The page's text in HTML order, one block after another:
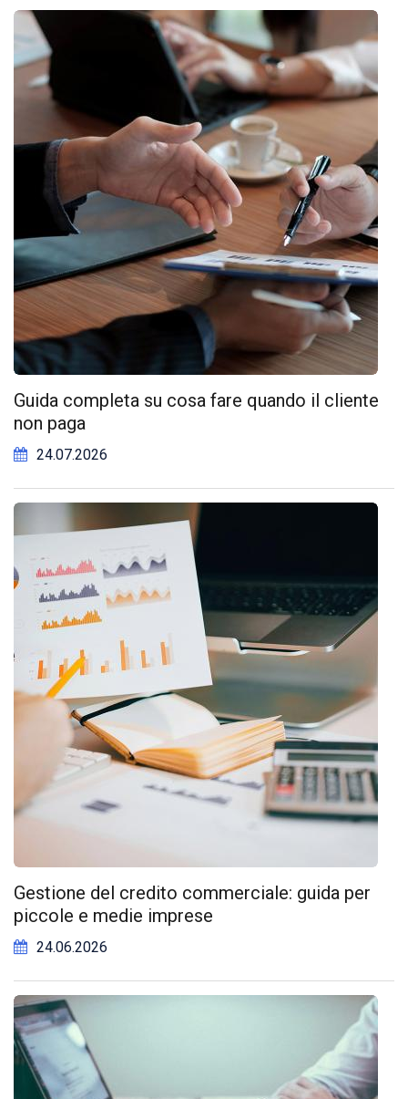
Guida completa su cosa fare quando il cliente
non paga
24.07.2026
Gestione del credito commerciale: guida per
piccole e medie imprese
24.06.2026